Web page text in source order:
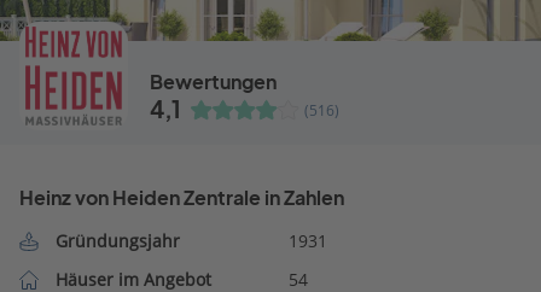
Bewertungen
4,1 (516)
Heinz von Heiden Zentrale in Zahlen
Gründungsjahr
1931
Häuser im Angebot
54